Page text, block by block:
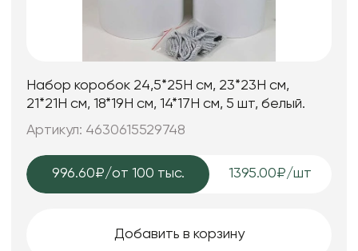
Набор коробок 24,5*25H см, 23*23H см,
21*21H см, 18*19H см, 14*17H см, 5 шт, белый.
Артикул: 4630615529748
996.60₽/от 100 тыс. 1395.00₽/шт
Добавить в корзину